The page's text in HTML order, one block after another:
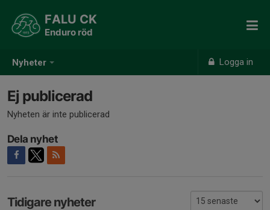
Nyheter Logga in
FALU CK
Enduro röd
Ej publicerad
Nyheten är inte publicerad
Dela nyhet
Tidigare nyheter